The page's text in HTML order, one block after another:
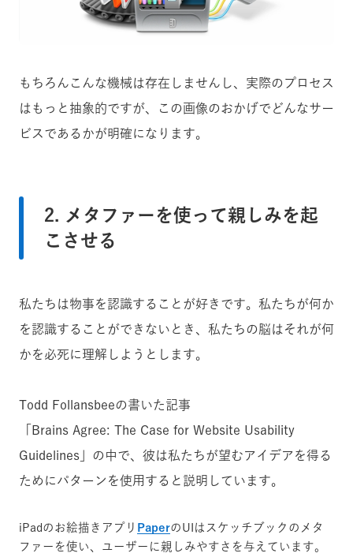
もちろんこんな機械は存在しませんし、実際のプロセス
はもっと抽象的ですが、この画像のおかげでどんなサー
ビスであるかが明確になります。
2. メタファーを使って親しみを起
こさせる
私たちは物事を認識することが好きです。私たちが何か
を認識することができないとき、私たちの脳はそれが何
かを必死に理解しようとします。
Todd Follansbeeの書いた記事
「Brains Agree: The Case for Website Usability
Guidelines」の中で、彼は私たちが望むアイデアを得る
ためにパターンを使用すると説明しています。
iPadのお絵描きアプリ PaperのUIはスケッチブックのメタ
ファーを使い、ユーザーに親しみやすさを与えています。